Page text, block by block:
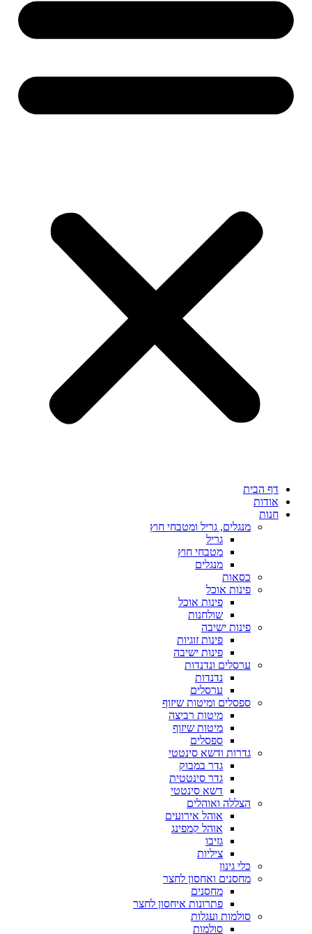
דף הבית
אודות
חנות
מנגלים, גריל ומטבחי חוץ
גריל
מטבחי חוץ
מנגלים
כסאות
פינות אוכל
פינות אוכל
שולחנות
פינות ישיבה
פינות זוגיות
פינות ישיבה
ערסלים ונדנדות
נדנדות
ערסלים
ספסלים ומיטות שיזוף
מיטות רביצה
מיטות שיזוף
ספסלים
גדרות ודשא סינטטי
גדר במבוק
גדר סינטטית
דשא סינטטי
הצללה ואוהלים
אוהל אירועים
אוהל קמפינג
גזיבו
ציליות
כלי גינון
מחסנים ואחסון לחצר
מחסנים
פתרונות איחסון לחצר
סולמות ועגלות
סולמות